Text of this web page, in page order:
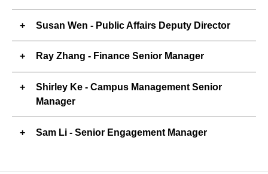
Susan Wen - Public Affairs Deputy Director
Ray Zhang - Finance Senior Manager
Shirley Ke - Campus Management Senior
Manager
Sam Li - Senior Engagement Manager